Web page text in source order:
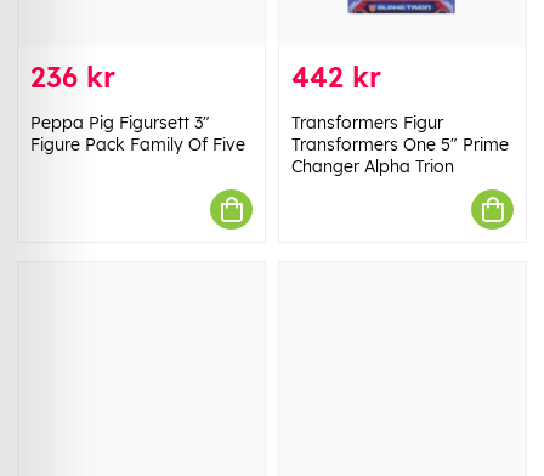
236 kr
Peppa Pig Figursett 3"
Figure Pack Family Of Five
442 kr
Transformers Figur
Transformers One 5" Prime
Changer Alpha Trion